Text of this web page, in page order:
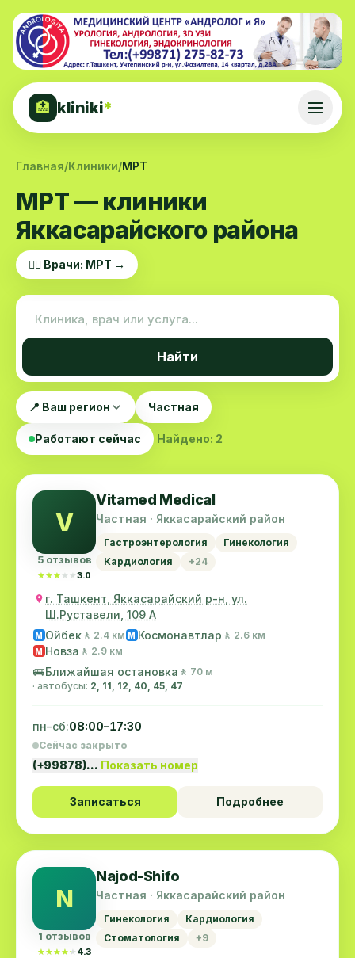
🏥 kliniki*
Главная/Клиники/МРТ
МРТ — клиники
Яккасарайского района
👨‍⚕️ Врачи: МРТ →
Найти
📍 Ваш регион Частная
Работают сейчас Найдено: 2
V
5 отзывов
★★★★★
★★★★★3.0
Vitamed Medical
Частная · Яккасарайский район
Гастроэнтерология
Гинекология
Кардиология
+24
г. Ташкент, Яккасарайский р-н, ул.
Ш.Руставели, 109 А
M Ойбек 🚶 2.4 км M Космонавтлар 🚶 2.6 км
M Новза 🚶 2.9 км
🚌Ближайшая остановка 🚶 70 м
· автобусы: 2, 11, 12, 40, 45, 47
пн–сб:08:00–17:30
Сейчас закрыто
(+99878)… Показать номер
Записаться Подробнее
N
1 отзывов
★★★★★
★★★★★ 4.3
Najod-Shifo
Частная · Яккасарайский район
Гинекология
Кардиология
Стоматология
+9